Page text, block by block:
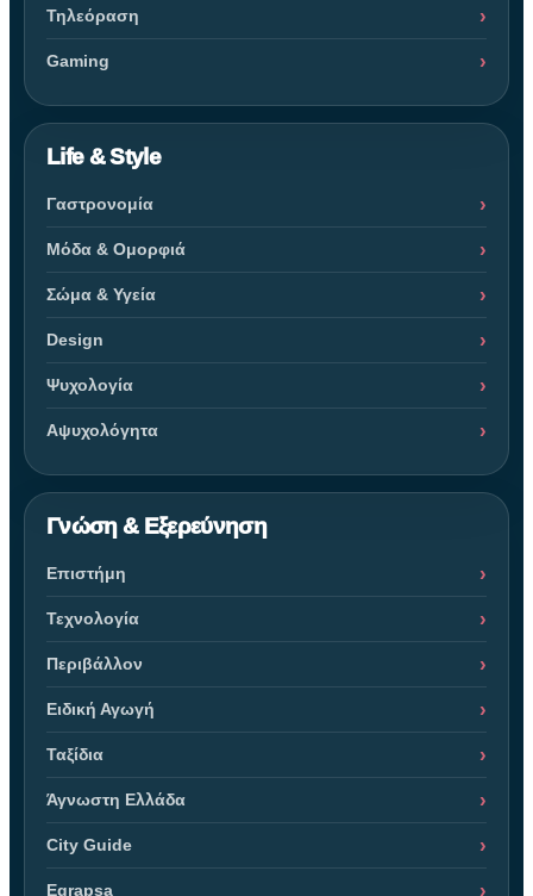
Τηλεόραση
Gaming
Life & Style
Γαστρονομία
Μόδα & Ομορφιά
Σώμα & Υγεία
Design
Ψυχολογία
Αψυχολόγητα
Γνώση & Εξερεύνηση
Επιστήμη
Τεχνολογία
Περιβάλλον
Ειδική Αγωγή
Ταξίδια
Άγνωστη Ελλάδα
City Guide
Egrapsa